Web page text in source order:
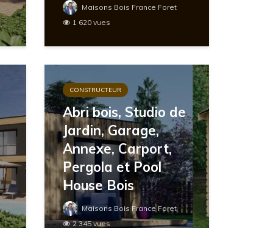
Maisons Bois France Foret
1 620 vues
CONSTRUCTEUR
Abri bois, Studio de
Jardin, Garage,
Annexe, Carport,
Pergola et Pool
House Bois
Maisons Bois France Foret
2 345 vues